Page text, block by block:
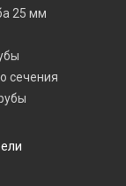
25 мм
сечения